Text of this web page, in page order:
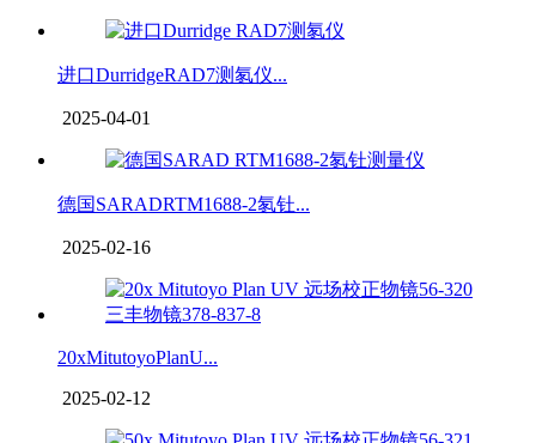
进口DurridgeRAD7测氡仪...
2025-04-01
德国SARADRTM1688-2氡钍...
2025-02-16
20xMitutoyoPlanU...
2025-02-12